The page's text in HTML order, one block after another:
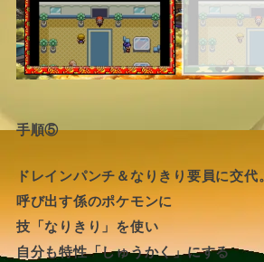
手順⑤
ドレインパンチ＆なりきり要員に交代。
呼び出す係のポケモンに
技「なりきり」を使い
自分も特性「しゅうかく」にする